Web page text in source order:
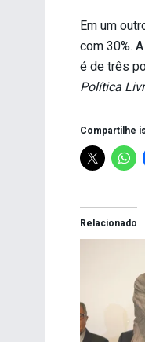
Em um
com 30%.
é de três
Política
Compartilhe
Relacionado